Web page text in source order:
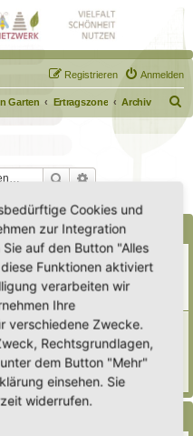
Anmelden
Registrieren
Garten Ertragszone Archiv
u
Suche
Eintragung eines Hortus
Jul 2025, 17:08
zum Forum
Eintragung Eurer
So 15. Feb 2026, 18:08
Hortus und ich!
Cookies und
zur Integration
auf den Button "Alles
Funktionen aktiviert
verarbeiten wir
Ihre
verschiedene Zwecke.
Rechtsgrundlagen,
dem Button "Mehr"
einsehen. Sie
widerrufen.